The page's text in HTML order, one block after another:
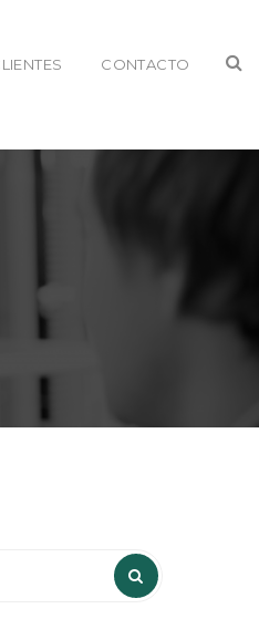
CONTACTO